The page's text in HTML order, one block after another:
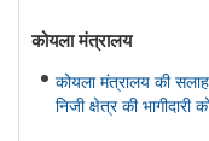
कोयला मंत्रालय
कोयला मंत्रालय की
निजी क्षेत्र की भागीदारी